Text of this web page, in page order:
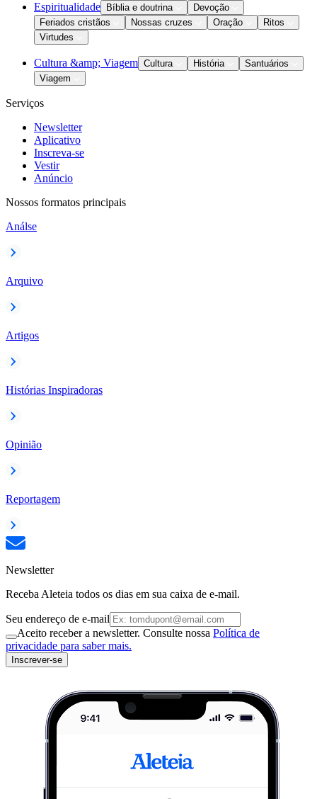
Espiritualidade Bíblia e doutrina
Devoção
Feriados cristãos
Nossas cruzes Oração
Ritos
Virtudes
Cultura &amp; Viagem Cultura História
Santuários
Viagem
Serviços
Newsletter
Aplicativo
Inscreva-se
Vestir
Anúncio
Nossos formatos principais
Análse
Arquivo
Artigos
Histórias Inspiradoras
Opinião
Reportagem
Newsletter
Receba Aleteia todos os dias em sua caixa de e-mail.
Seu endereço de e-mail
Aceito receber a newsletter. Consulte nossa Política de
privacidade para saber mais.
Inscrever-se